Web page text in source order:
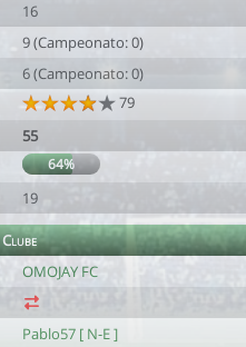
16
9 (Campeonato: 0)
6 (Campeonato: 0)
79
55
64%
19
Clube
OMOJAY FC
Pablo57 [ N-E ]